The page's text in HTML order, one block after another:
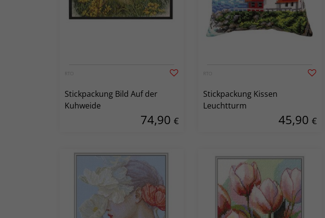
RTO
Stickpackung Bild Auf der
Kuhweide
74,90 €
RTO
Stickpackung Kissen
Leuchtturm
45,90 €